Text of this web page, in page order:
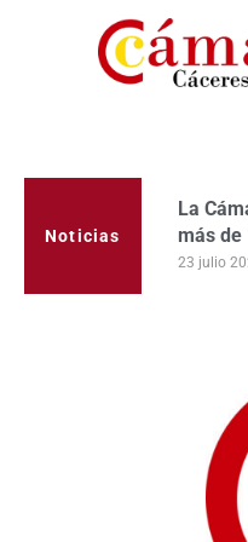
Noticias
La
más
23 julio